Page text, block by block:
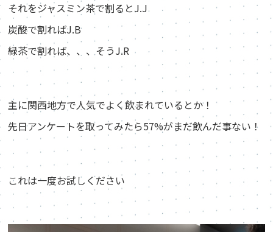
それをジャスミン茶で割るとJ.J
炭酸で割ればJ.B
緑茶で割れば、、、そうJ.R
主に関西地方で人気でよく飲まれているとか！
先日アンケートを取ってみたら57%がまだ飲んだ事ない！
これは一度お試しください